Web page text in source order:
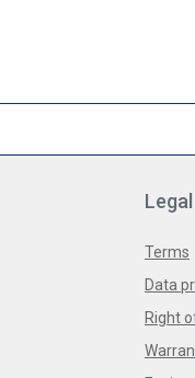
Legal
Terms
Data
Right